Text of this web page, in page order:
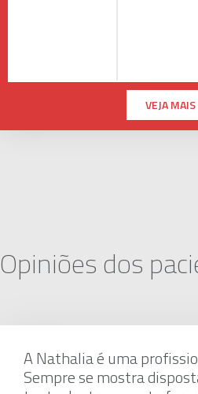
VEJA MAIS
Opiniões dos
A Nathalia é uma
Sempre se mostra